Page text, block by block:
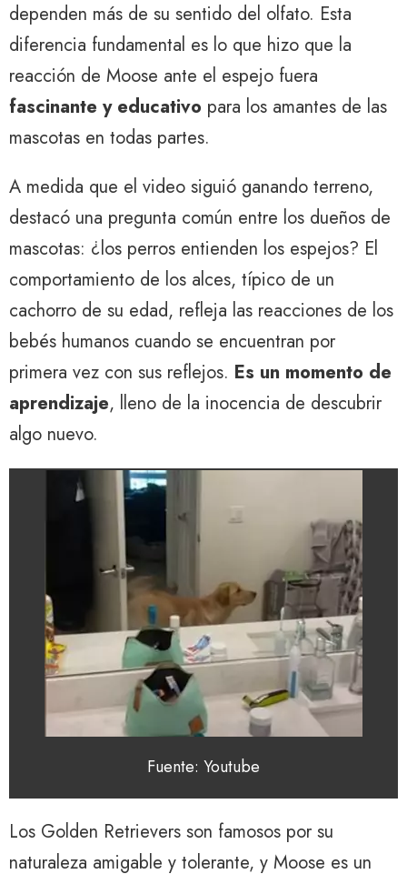
dependen más de su sentido del olfato. Esta
diferencia fundamental es lo que hizo que la
reacción de Moose ante el espejo fuera
fascinante y educativo para los amantes de las
mascotas en todas partes.
A medida que el video siguió ganando terreno,
destacó una pregunta común entre los dueños de
mascotas: ¿los perros entienden los espejos? El
comportamiento de los alces, típico de un
cachorro de su edad, refleja las reacciones de los
bebés humanos cuando se encuentran por
primera vez con sus reflejos. Es un momento de
aprendizaje, lleno de la inocencia de descubrir
algo nuevo.
Fuente: Youtube
Los Golden Retrievers son famosos por su
naturaleza amigable y tolerante, y Moose es un